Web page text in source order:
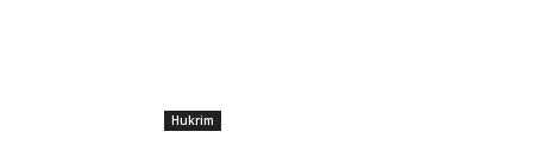
Hukrim